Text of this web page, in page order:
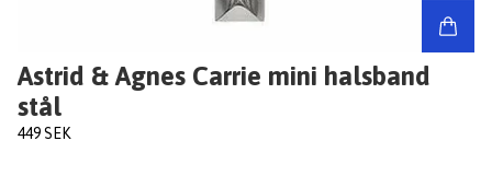
Astrid & Agnes Carrie mini halsband
stål
449 SEK